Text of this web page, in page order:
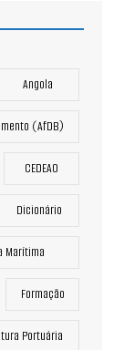
Angola
(AfDB)
CEDEAO
Dicionário
Marítima
Formação
Portuária